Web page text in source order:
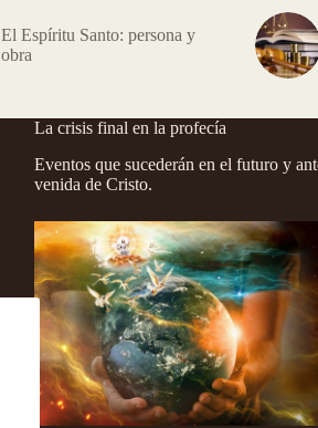
El Espíritu Santo: persona y
obra
La crisis final en la profecía
Eventos que sucederán en el futuro y
venida de Cristo.